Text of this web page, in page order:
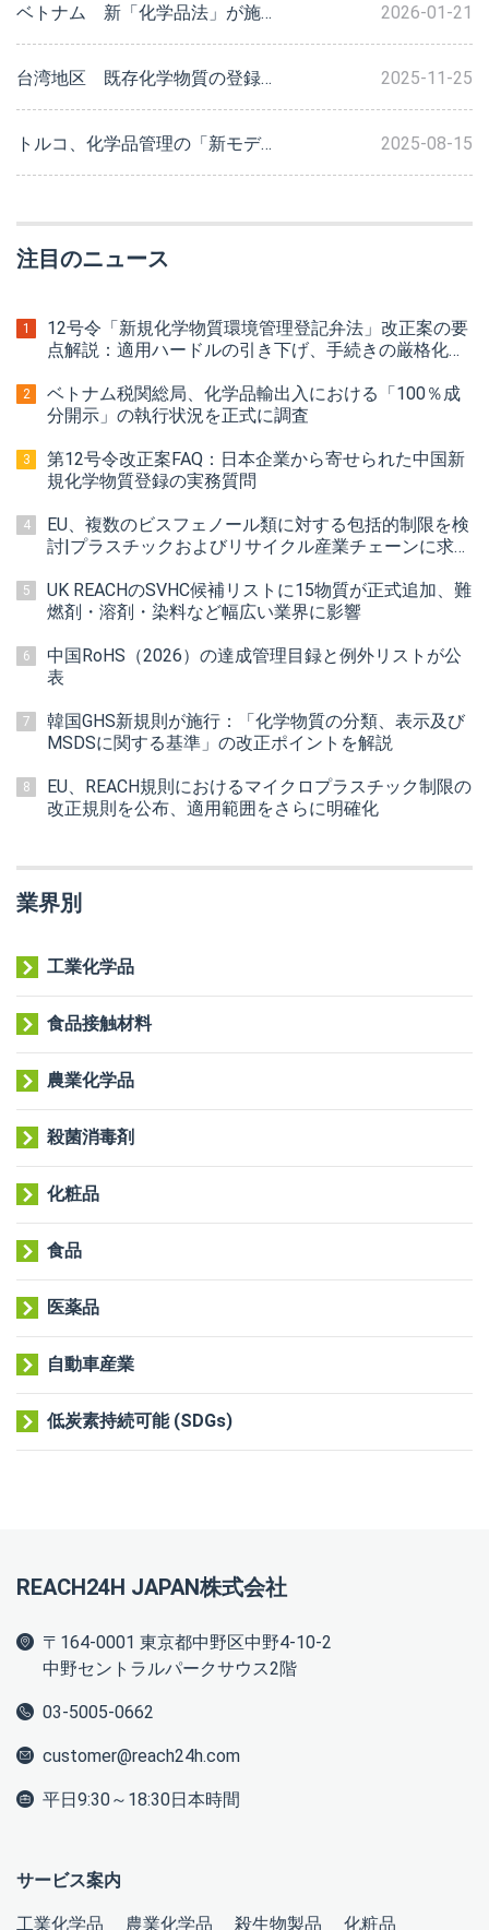
ベトナム 新「化学品法」が施行！5つの新規則が同時実施され、「新規化学品」の市場参入要件が大幅に厳格化 2026-01-21
台湾地区 既存化学物質の登録に新たな枠組みを導入 2025-11-25
トルコ、化学品管理の「新モデル」を正式導入 KKDIK登録の膠着状態を打開へ | CRAC 2025 特別招待公式解説 2025-08-15
注目のニュース
1
12号令「新規化学物質環境管理登記弁法」改正案の要
点解説：適用ハードルの引き下げ、手続きの厳格化、
2
ベトナム税関総局、化学品輸出入における「100％成
分開示」の執行状況を正式に調査
3
第12号令改正案FAQ：日本企業から寄せられた中国新
規化学物質登録の実務質問
4
EU、複数のビスフェノール類に対する包括的制限を検
討|プラスチックおよびリサイクル産業チェーンに求め
5
UK REACHのSVHC候補リストに15物質が正式追加、難
燃剤・溶剤・染料など幅広い業界に影響
6
中国RoHS（2026）の達成管理目録と例外リストが公
表
7
韓国GHS新規則が施行：「化学物質の分類、表示及び
MSDSに関する基準」の改正ポイントを解説
8
EU、REACH規則におけるマイクロプラスチック制限の
改正規則を公布、適用範囲をさらに明確化
業界別
工業化学品
食品接触材料
農業化学品
殺菌消毒剤
化粧品
食品
医薬品
自動車産業
低炭素持続可能 (SDGs)
REACH24H JAPAN株式会社
〒164-0001 東京都中野区中野4-10-2
中野セントラルパークサウス2階
03-5005-0662
customer@reach24h.com
平日9:30～18:30日本時間
サービス案内
工業化学品 農業化学品 殺生物製品 化粧品